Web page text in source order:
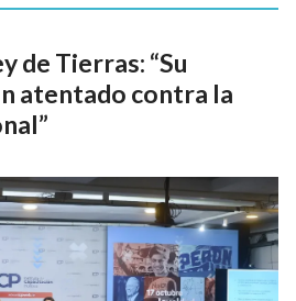
de Tierras: “Su
atentado contra la